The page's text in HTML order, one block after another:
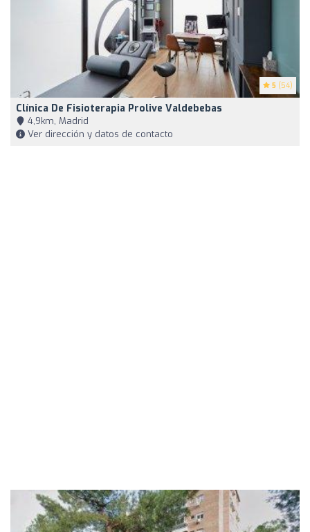
5 (54)
Clínica De Fisioterapia Prolive Valdebebas
4,9km, Madrid
Ver dirección y datos de contacto